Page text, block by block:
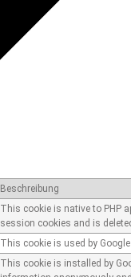
Beschreibung
This cookie is native to PHP
session cookies and is
This cookie is used by
This cookie is installed by